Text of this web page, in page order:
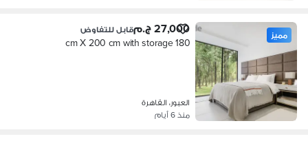
مميز 27,000 ج.م قابل للتفاوض
180 cm X 200 cm with storage
العبور، القاهرة
منذ 6 أيام